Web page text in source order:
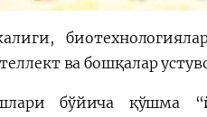
ва бошқалар
бўйича қўшма